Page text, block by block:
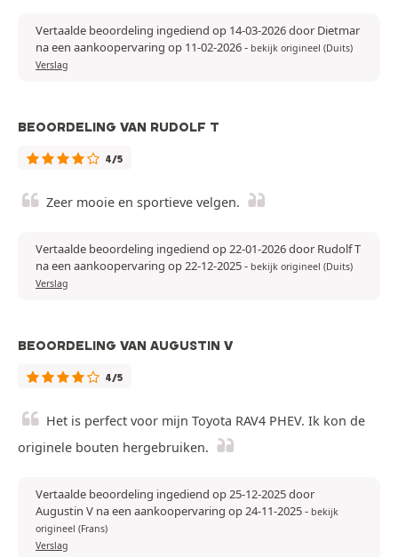
Vertaalde beoordeling ingediend op 14-03-2026 door Dietmar
na een aankoopervaring op 11-02-2026- bekijk origineel (Duits)
Verslag
BEOORDELING VAN RUDOLF T
4/5
Zeer mooie en sportieve velgen.
Vertaalde beoordeling ingediend op 22-01-2026 door Rudolf T
na een aankoopervaring op 22-12-2025- bekijk origineel (Duits)
Verslag
BEOORDELING VAN AUGUSTIN V
4/5
Het is perfect voor mijn Toyota RAV4 PHEV. Ik kon de
originele bouten hergebruiken.
Vertaalde beoordeling ingediend op 25-12-2025 door
Augustin V na een aankoopervaring op 24-11-2025- bekijk
origineel (Frans)
Verslag